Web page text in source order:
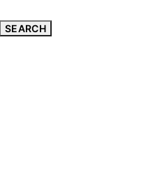
SEARCH